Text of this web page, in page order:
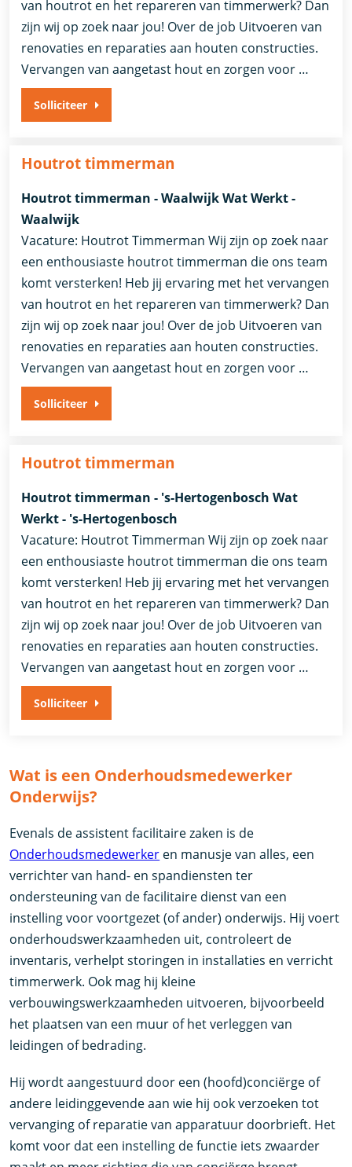
van houtrot en het repareren van timmerwerk? Dan
zijn wij op zoek naar jou! Over de job Uitvoeren van
renovaties en reparaties aan houten constructies.
Vervangen van aangetast hout en zorgen voor …
Solliciteer
Houtrot timmerman
Houtrot timmerman - Waalwijk Wat Werkt -
Waalwijk
Vacature: Houtrot Timmerman Wij zijn op zoek naar
een enthousiaste houtrot timmerman die ons team
komt versterken! Heb jij ervaring met het vervangen
van houtrot en het repareren van timmerwerk? Dan
zijn wij op zoek naar jou! Over de job Uitvoeren van
renovaties en reparaties aan houten constructies.
Vervangen van aangetast hout en zorgen voor …
Solliciteer
Houtrot timmerman
Houtrot timmerman - 's-Hertogenbosch Wat
Werkt - 's-Hertogenbosch
Vacature: Houtrot Timmerman Wij zijn op zoek naar
een enthousiaste houtrot timmerman die ons team
komt versterken! Heb jij ervaring met het vervangen
van houtrot en het repareren van timmerwerk? Dan
zijn wij op zoek naar jou! Over de job Uitvoeren van
renovaties en reparaties aan houten constructies.
Vervangen van aangetast hout en zorgen voor …
Solliciteer
Wat is een Onderhoudsmedewerker
Onderwijs?
Evenals de assistent facilitaire zaken is de
Onderhoudsmedewerker en manusje van alles, een
verrichter van hand- en spandiensten ter
ondersteuning van de facilitaire dienst van een
instelling voor voortgezet (of ander) onderwijs. Hij voert
onderhoudswerkzaamheden uit, controleert de
inventaris, verhelpt storingen in installaties en verricht
timmerwerk. Ook mag hij kleine
verbouwingswerkzaamheden uitvoeren, bijvoorbeeld
het plaatsen van een muur of het verleggen van
leidingen of bedrading.
Hij wordt aangestuurd door een (hoofd)conciërge of
andere leidinggevende aan wie hij ook verzoeken tot
vervanging of reparatie van apparatuur doorbrieft. Het
komt voor dat een instelling de functie iets zwaarder